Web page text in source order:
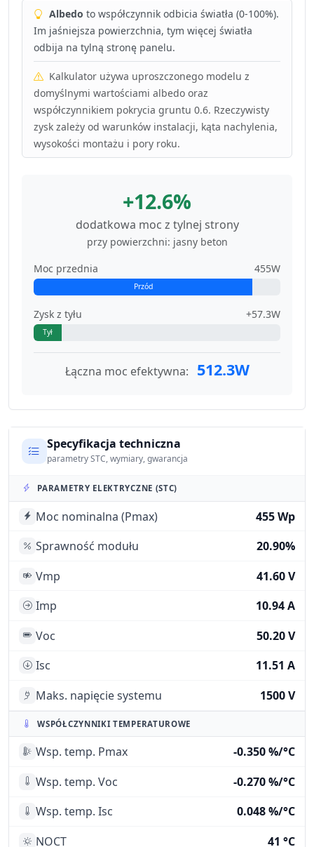
Albedo to współczynnik odbicia światła (0-100%).
Im jaśniejsza powierzchnia, tym więcej światła
odbija na tylną stronę panelu.
Kalkulator używa uproszczonego modelu z
domyślnymi wartościami albedo oraz
współczynnikiem pokrycia gruntu 0.6. Rzeczywisty
zysk zależy od warunków instalacji, kąta nachylenia,
wysokości montażu i pory roku.
+12.6%
dodatkowa moc z tylnej strony
przy powierzchni: jasny beton
Moc przednia
455W
Przód
Zysk z tyłu +57.3W
Tył
Łączna moc efektywna: 512.3W
Specyfikacja techniczna
parametry STC, wymiary, gwarancja
PARAMETRY ELEKTRYCZNE (STC)
Moc nominalna (Pmax)
455 Wp
Sprawność modułu
20.90%
Vmp
41.60 V
Imp
10.94 A
Voc
50.20 V
Isc
11.51 A
Maks. napięcie systemu
1500 V
WSPÓŁCZYNNIKI TEMPERATUROWE
Wsp. temp. Pmax
-0.350 %/°C
Wsp. temp. Voc
-0.270 %/°C
Wsp. temp. Isc
0.048 %/°C
NOCT
41 °C